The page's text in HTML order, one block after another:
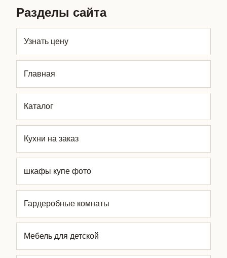
Разделы сайта
Узнать цену
Главная
Каталог
Кухни на заказ
шкафы купе фото
Гардеробные комнаты
Мебель для детской